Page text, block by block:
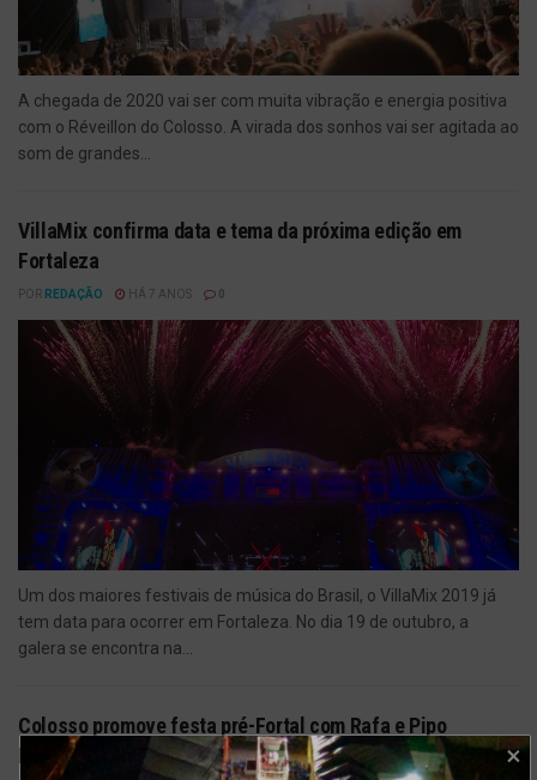
A chegada de 2020 vai ser com muita vibração e energia positiva
com o Réveillon do Colosso. A virada dos sonhos vai ser agitada ao
som de grandes...
VillaMix confirma data e tema da próxima edição em
Fortaleza
POR REDAÇÃO HÁ 7 ANOS
Um dos maiores festivais de música do Brasil, o VillaMix 2019 já
tem data para ocorrer em Fortaleza. No dia 19 de outubro, a
galera se encontra na...
Colosso promove festa pré-Fortal com Rafa e Pipo
Marques nesta quarta, 24